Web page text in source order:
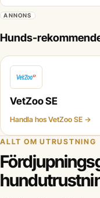
ANNONS
Hunds-
VetZoo SE
Handla hos VetZoo SE →
ALLT OM UTRUSTNING